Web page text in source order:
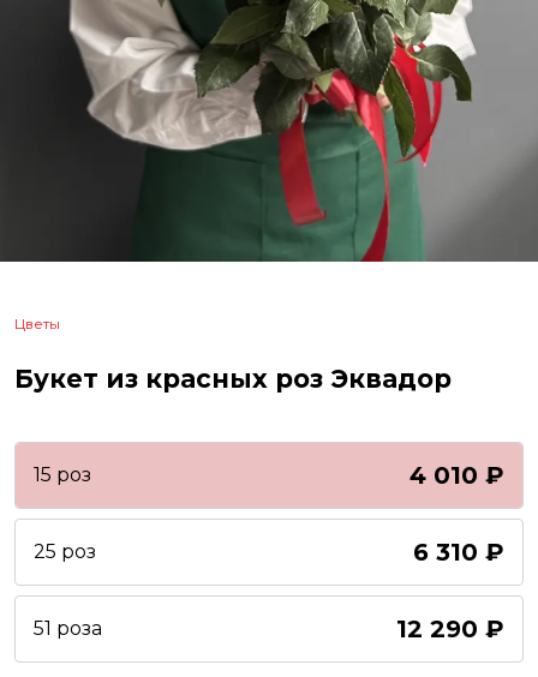
Цветы
Букет из красных роз Эквадор
15 роз 4 010 ₽
25 роз 6 310 ₽
51 роза 12 290 ₽